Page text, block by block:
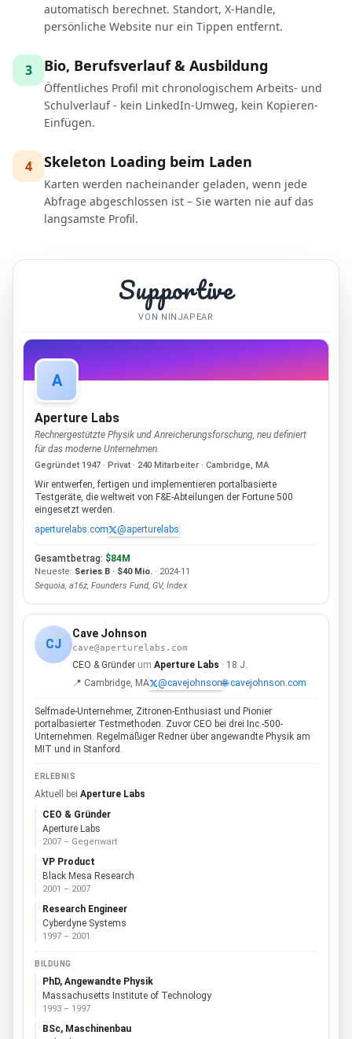
automatisch berechnet. Standort, X-Handle,
persönliche Website nur ein Tippen entfernt.
3 Bio, Berufsverlauf & Ausbildung
Öffentliches Profil mit chronologischem Arbeits- und
Schulverlauf - kein LinkedIn-Umweg, kein Kopieren-
Einfügen.
4 Skeleton Loading beim Laden
Karten werden nacheinander geladen, wenn jede
Abfrage abgeschlossen ist – Sie warten nie auf das
langsamste Profil.
Supportive
VON NINJAPEAR
A
Aperture Labs
Rechnergestützte Physik und Anreicherungsforschung, neu definiert
für das moderne Unternehmen.
Gegründet 1947 · Privat · 240 Mitarbeiter · Cambridge, MA
Wir entwerfen, fertigen und implementieren portalbasierte
Testgeräte, die weltweit von F&E-Abteilungen der Fortune 500
eingesetzt werden.
aperturelabs.com
@aperturelabs
Gesamtbetrag: $84M
Neueste: Series B · $40 Mio. · 2024-11
Sequoia, a16z, Founders Fund, GV, Index
CJ
Cave Johnson
cave@aperturelabs.com
CEO & Gründer um Aperture Labs · 18 J.
📍 Cambridge, MA
@cavejohnson🌐 cavejohnson.com
Selfmade-Unternehmer, Zitronen-Enthusiast und Pionier
portalbasierter Testmethoden. Zuvor CEO bei drei Inc.-500-
Unternehmen. Regelmäßiger Redner über angewandte Physik am
MIT und in Stanford.
ERLEBNIS
Aktuell bei Aperture Labs
CEO & Gründer
Aperture Labs
2007 – Gegenwart
VP Product
Black Mesa Research
2001 – 2007
Research Engineer
Cyberdyne Systems
1997 – 2001
BILDUNG
PhD, Angewandte Physik
Massachusetts Institute of Technology
1993 – 1997
BSc, Maschinenbau